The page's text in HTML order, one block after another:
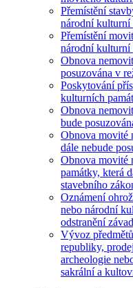
Přemístění
národní kulturní
Přemístění
národní kulturní
Obnova
posuzována v
Poskytování
kulturních
Obnova
bude
Obnova movité
dále nebude
Obnova movité
památky, která
stavebního
Oznámení
nebo národní
odstranění
Vývoz
republiky,
archeologie
sakrální a